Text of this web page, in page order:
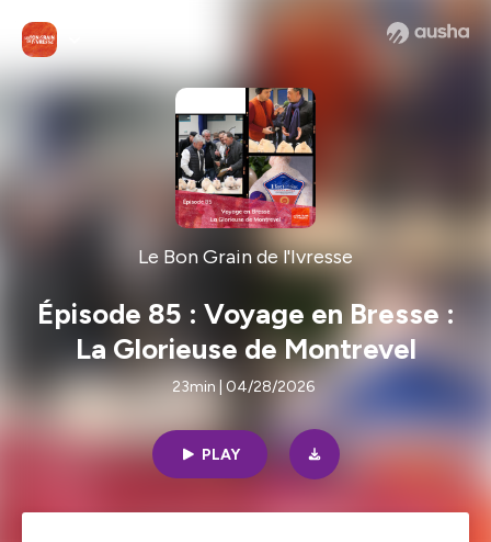
Le Bon Grain de l'Ivresse
Épisode 85 : Voyage en Bresse :
La Glorieuse de Montrevel
23min | 04/28/2026
PLAY